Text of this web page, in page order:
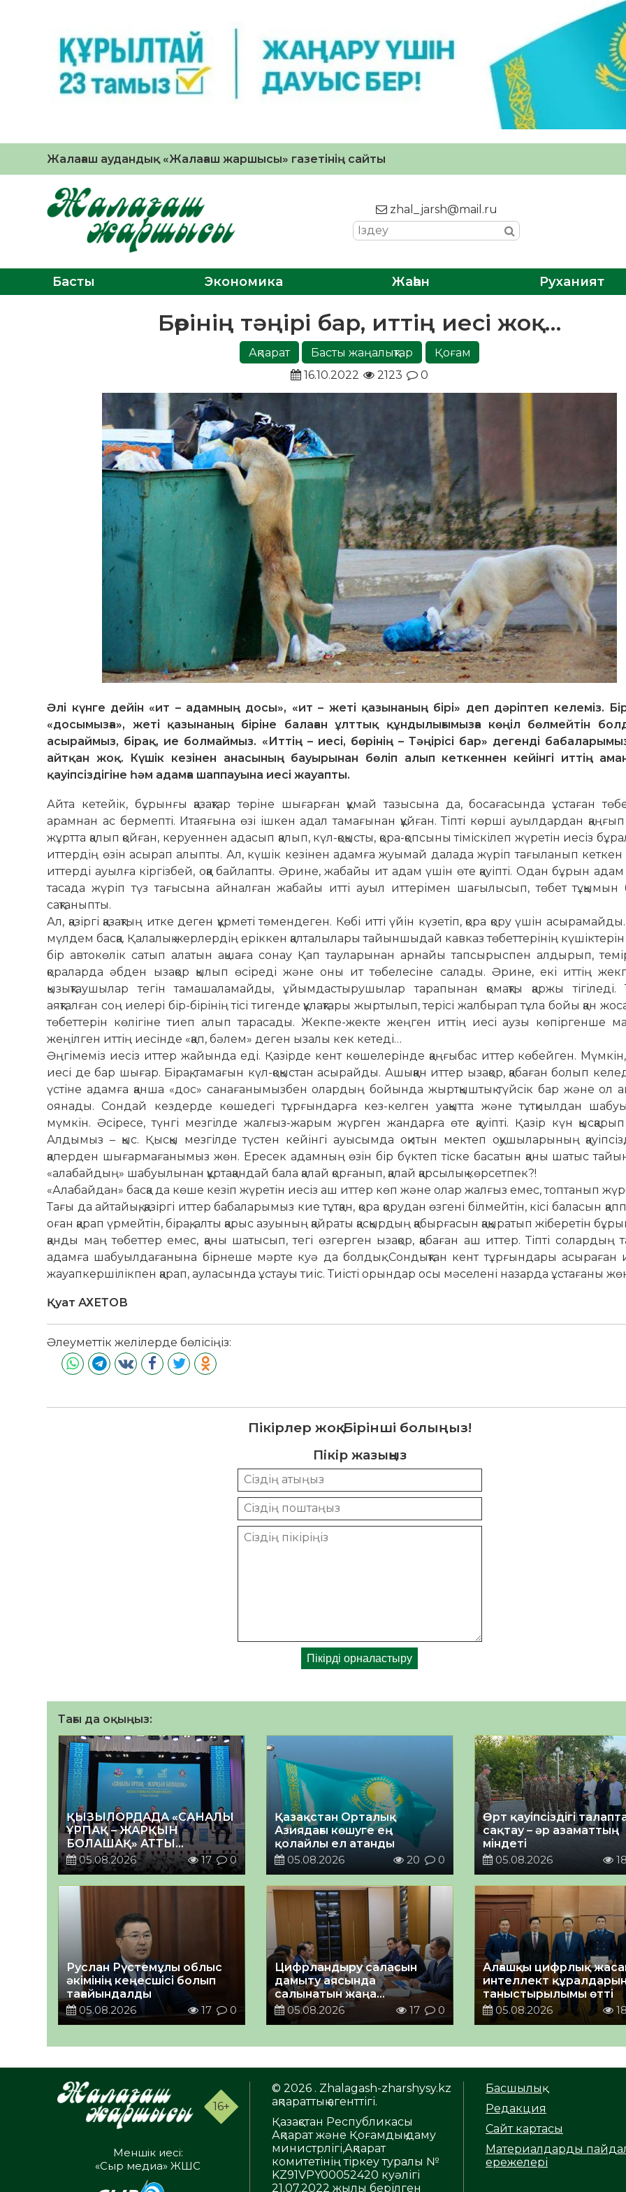
Жалағаш аудандық «Жалағаш жаршысы» газетінің сайты
zhal_jarsh@mail.ru
Басты Экономика Жаһан Руханият
Бөрінің тәңірі бар, иттің иесі жоқ…
Ақпарат Басты жаңалықтар
Қоғам
16.10.2022
2123 0
Әлі күнге дейін «ит – адамның досы», «ит – жеті қазынаның бірі» деп дәріптеп келеміз.
«досымызға», жеті қазынаның біріне балаған ұлттық құндылығымызға көңіл бөлмейтін
асыраймыз, бірақ, ие болмаймыз. «Иттің – иесі, бөрінің – Тәңірісі бар» дегенді
айтқан жоқ. Күшік кезінен анасының бауырынан бөліп алып кеткеннен кейінгі иттің
қауіпсіздігіне һәм адамға шаппауына иесі жауапты.
Айта кетейік, бұрынғы қазақтар төріне шығарған құмай тазысына да, босағасында ұстаған
арамнан ас бермепті. Итаяғына өзі ішкен адал тамағынан құйған. Тіпті көрші ауылдардан
жұртта қалып қойған, керуеннен адасып қалып, күл-қоқысты, қора-қопсыны тіміскілеп жүретін иесіз
иттердің өзін асырап алыпты. Ал, күшік кезінен адамға жуымай далада жүріп тағыланып
иттерді ауылға кіргізбей, оққа байлапты. Әрине, жабайы ит адам үшін өте қауіпті. Одан бұрын адам
тасада жүріп түз тағысына айналған жабайы итті ауыл иттерімен шағылысып, төбет тұқымын
сақтаныпты.
Ал, қазіргі қазақтың итке деген құрметі төмендеген. Көбі итті үйін күзетіп, қора қору үшін
мүлдем басқа. Қалалық жерлердің еріккен қалталылары тайыншыдай кавказ төбеттерінің
бір автокөлік сатып алатын ақшаға сонау Қап тауларынан арнайы тапсырыспен алдырып,
қораларда әбден ызақор қылып өсіреді және оны ит төбелесіне салады. Әрине, екі иттің
қызықтаушылар тегін тамашаламайды, ұйымдастырушылар тарапынан қомақты қаржы тігіледі.
аяқталған соң иелері бір-бірінің тісі тигенде құлақтары жыртылып, терісі жалбырап тұла бойы қан
төбеттерін көлігіне тиеп алып тарасады. Жекпе-жекте жеңген иттің иесі аузы көпіргенше
жеңілген иттің иесінде «қап, бәлем» деген ызалы кек кетеді…
Әңгімеміз иесіз иттер жайында еді. Қазірде кент көшелерінде қаңғыбас иттер көбейген. Мүмкін,
иесі де бар шығар. Бірақ, тамағын күл-қоқыстан асырайды. Ашыққан иттер ызақор, қабаған болып
үстіне адамға қанша «дос» санағанымызбен олардың бойында жыртқыштық түйсік бар және ол
оянады. Сондай кездерде көшедегі тұрғындарға кез-келген уақытта және тұтқиылдан
мүмкін. Әсіресе, түнгі мезгілде жалғыз-жарым жүрген жандарға өте қауіпті. Қазір күн
Алдымыз – қыс. Қысқы мезгілде түстен кейінгі ауысымда оқитын мектеп оқушыларының
қаперден шығармағанымыз жөн. Ересек адамның өзін бір бүктеп тіске басатын қаны шатыс
«алабайдың» шабуылынан құртақандай бала қалай қорғанып, қалай қарсылық көрсетпек?!
«Алабайдан» басқа да көше кезіп жүретін иесіз аш иттер көп және олар жалғыз емес, топтанып
Тағы да айтайық, қазіргі иттер бабаларымыз кие тұтқан, қора қорудан өзгені білмейтін, кісі баласын
оған қарап үрмейтін, бірақ, алты қарыс азуының қайраты қасқырдың қабырғасын қақыратып жіберетін
қанды маң төбеттер емес, қаны шатысып, тегі өзгерген ызақор, қабаған аш иттер. Тіпті солардың
адамға шабуылдағанына бірнеше мәрте куә да болдық. Сондықтан кент тұрғындары асыраған
жауапкершілікпен қарап, ауласында ұстауы тиіс. Тиісті орындар осы мәселені назарда ұстағаны
Қуат АХЕТОВ
Әлеуметтік желілерде бөлісіңіз:
Пікірлер жоқ. Бірінші болыңыз!
Пікір жазыңыз
Тағы да оқыңыз:
ҚЫЗЫЛОРДАДА «САНАЛЫ
ҰРПАҚ – ЖАРҚЫН
БОЛАШАҚ» АТТЫ
КЕҢЕЙТІЛГЕН МӘЖІЛІС
ӨТТІ
05.08.2026 17 0
Қазақстан Орталық
Азиядағы көшуге ең
қолайлы ел атанды
05.08.2026
20 0
Өрт қауіпсіздігі
сақтау – әр азаматтың
міндеті
05.08.2026
18
Руслан Рүстемұлы облыс
әкімінің кеңесшісі болып
тағайындалды
05.08.2026
17 0
Цифрландыру саласын
дамыту аясында
салынатын жаңа
орталықтың жобасы
талқыланды
05.08.2026 17 0
Алғашқы цифрлық
интеллект
таныстырылымы өтті
05.08.2026
18
16+
Меншік иесі:
«Сыр медиа» ЖШС
© 2026 . Zhalagash-zharshysy.kz
ақпараттық агенттігі.
Қазақстан Республикасы
Ақпарат және Қоғамдық даму
министрлігі,Ақпарат
комитетінің тіркеу туралы №
KZ91VPY00052420 куәлігі
21.07.2022 жылы берілген
Басшылық
Редакция
Сайт картасы
Материалдарды
ережелері